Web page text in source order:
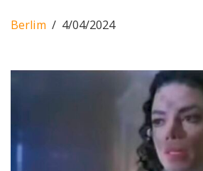
Berlim 4/04/2024